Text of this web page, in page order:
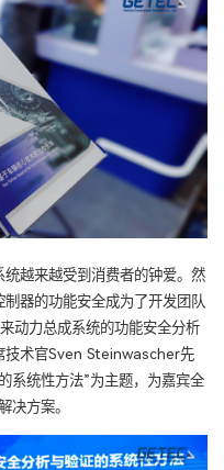
越来越受到消费者的钟爱。然
器的功能安全成为了开发团队
动力总成系统的功能安全分析
技术官Sven Steinwascher先
系统性方法”为主题，为嘉宾全
决方案。